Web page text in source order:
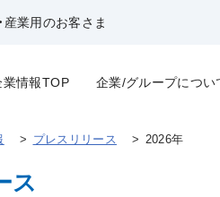
産業用のお客さま
業情報TOP 企業/グループについ
> プレスリリース > 2026年
ス